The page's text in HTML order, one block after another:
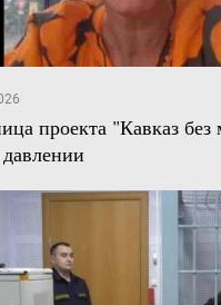
проекта "Кавказ без